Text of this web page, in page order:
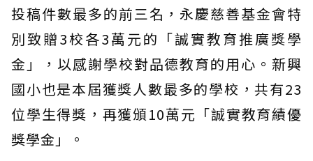
投稿件數最多的前三名，永慶慈善基金會特
別致贈3校各3萬元的「誠實教育推廣獎學
金」，以感謝學校對品德教育的用心。新興
國小也是本屆獲獎人數最多的學校，共有23
位學生得獎，再獲頒10萬元「誠實教育績優
獎學金」。